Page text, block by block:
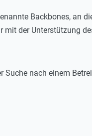
Backbones, an
mit der Unterstützung
Suche nach einem